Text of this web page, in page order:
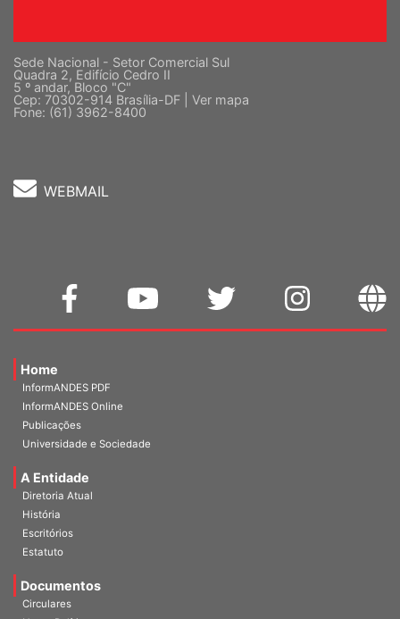
Quadra 2, Edifício Cedro II
5 º andar, Bloco "C"
Cep: 70302-914 Brasília-DF |
Fone: (61) 3962-8400
InformANDES PDF
InformANDES Online
Publicações
Universidade e Sociedade
Diretoria Atual
História
Escritórios
Estatuto
Circulares
Notas Políticas